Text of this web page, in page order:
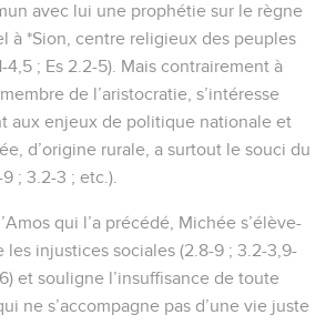
avec lui une prophétie sur le règne
à *Sion, centre religieux des peuples
4,5 ; Es 2.2-5). Mais contrairement à
de l’aristocratie, s’intéresse
aux enjeux de politique nationale et
d’origine rurale, a surtout le souci du
; 3.2-3 ; etc.).
qui l’a précédé, Michée s’élève-
injustices sociales (2.8-9 ; 3.2-3,9-
6) et souligne l’insuffisance de toute
ne s’accompagne pas d’une vie juste